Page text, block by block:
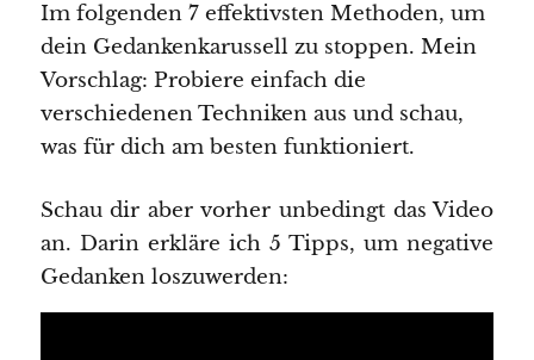
Im folgenden 7 effektivsten Methoden, um
dein Gedankenkarussell zu stoppen. Mein
Vorschlag: Probiere einfach die
verschiedenen Techniken aus und schau,
was für dich am besten funktioniert.
Schau dir aber vorher unbedingt das Video
an. Darin erkläre ich 5 Tipps, um negative
Gedanken loszuwerden: